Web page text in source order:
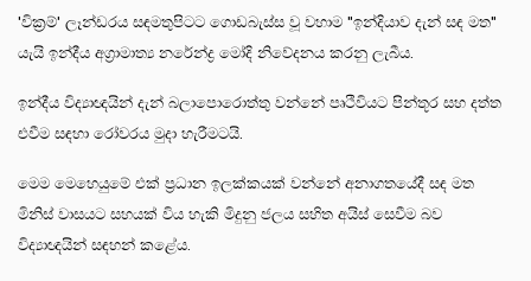
'වික්‍රම්' ලෑන්ඩරය සඳමතුපිටට ගොඩබැස්ස වූ වහාම "ඉන්දියාව දැන් සඳ මත"
යැයි ඉන්දීය අග්‍රාමාත්‍ය නරේන්ද්‍ර මෝදි නිවේදනය කරනු ලැබීය.
ඉන්දීය විද්‍යාඥයින් දැන් බලාපොරොත්තු වන්නේ පෘථිවියට පින්තූර සහ දත්ත
එවීම සඳහා රෝවරය මුදා හැරීමටයි.
මෙම මෙහෙයුමේ එක් ප්‍රධාන ඉලක්කයක් වන්නේ අනාගතයේදී සඳ මත
මිනිස් වාසයට සහයක් විය හැකි මිදුනු ජලය සහිත අයිස් සෙවීම බව
විද්‍යාඥයින් සඳහන් කළේය.